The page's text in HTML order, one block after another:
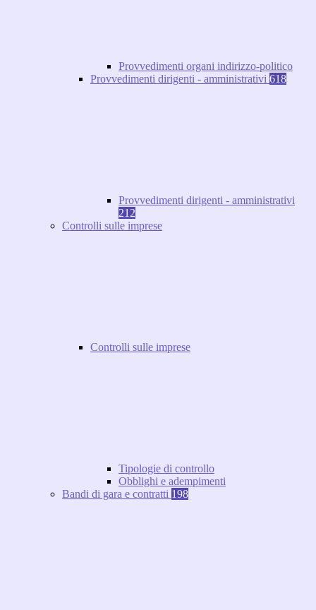
Provvedimenti organi indirizzo-politico
Provvedimenti dirigenti - amministrativi 618
Provvedimenti dirigenti - amministrativi
212
Controlli sulle imprese
Controlli sulle imprese
Tipologie di controllo
Obblighi e adempimenti
Bandi di gara e contratti 198